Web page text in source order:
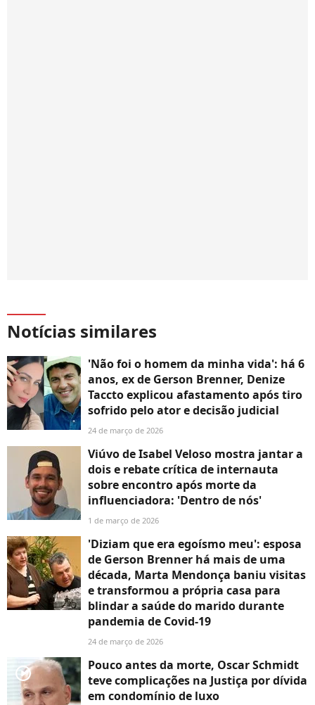
Notícias similares
'Não foi o homem da minha vida': há 6
anos, ex de Gerson Brenner, Denize
Taccto explicou afastamento após tiro
sofrido pelo ator e decisão judicial
24 de março de 2026
Viúvo de Isabel Veloso mostra jantar a
dois e rebate crítica de internauta
sobre encontro após morte da
influenciadora: 'Dentro de nós'
1 de março de 2026
'Diziam que era egoísmo meu': esposa
de Gerson Brenner há mais de uma
década, Marta Mendonça baniu visitas
e transformou a própria casa para
blindar a saúde do marido durante
pandemia de Covid-19
24 de março de 2026
player2
Pouco antes da morte, Oscar Schmidt
teve complicações na Justiça por dívida
em condomínio de luxo